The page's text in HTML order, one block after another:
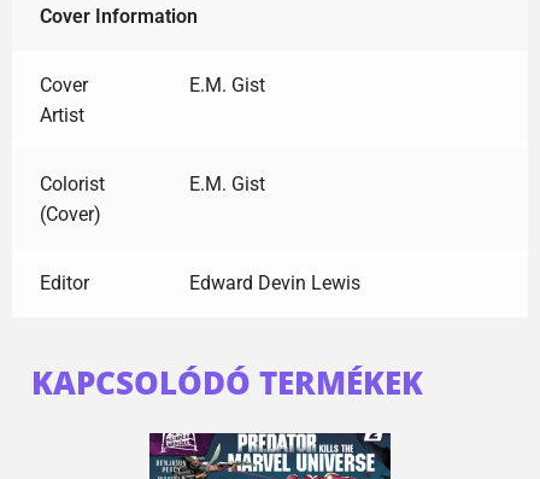
Cover Information
Cover
Artist
E.M. Gist
Colorist
(Cover)
E.M. Gist
Editor Edward Devin Lewis
KAPCSOLÓDÓ TERMÉKEK